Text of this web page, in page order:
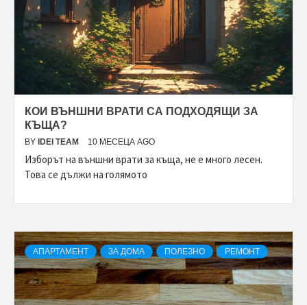
КОИ ВЪНШНИ ВРАТИ СА ПОДХОДЯЩИ ЗА
КЪЩА?
BY IDEI TEAM 10 МЕСЕЦА AGO
Изборът на външни врати за къща, не е много лесен.
Това се дължи на голямото
АПАРТАМЕНТ ЗА ДОМА ПОЛЕЗНО РЕМОНТ